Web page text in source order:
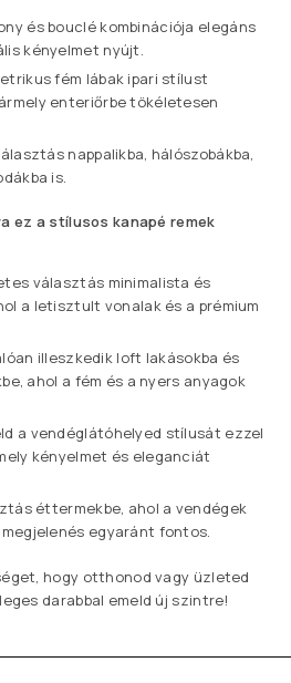
és bouclé kombinációja elegáns
kényelmet nyújt.
fém lábak ipari stílust
enteriőrbe tökéletesen
nappalikba, hálószobákba,
is.
ez a stílusos kanapé remek
választás minimalista és
a letisztult vonalak és a prémium
illeszkedik loft lakásokba és
ahol a fém és a nyers anyagok
a vendéglátóhelyed stílusát ezzel
kényelmet és eleganciát
éttermekbe, ahol a vendégek
egyaránt fontos.
hogy otthonod vagy üzleted
darabbal emeld új szintre!